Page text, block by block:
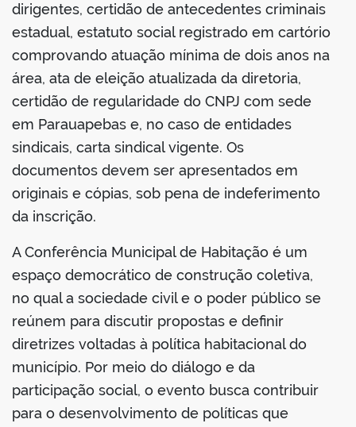
dirigentes, certidão de antecedentes criminais
estadual, estatuto social registrado em cartório
comprovando atuação mínima de dois anos na
área, ata de eleição atualizada da diretoria,
certidão de regularidade do CNPJ com sede
em Parauapebas e, no caso de entidades
sindicais, carta sindical vigente. Os
documentos devem ser apresentados em
originais e cópias, sob pena de indeferimento
da inscrição.
A Conferência Municipal de Habitação é um
espaço democrático de construção coletiva,
no qual a sociedade civil e o poder público se
reúnem para discutir propostas e definir
diretrizes voltadas à política habitacional do
município. Por meio do diálogo e da
participação social, o evento busca contribuir
para o desenvolvimento de políticas que